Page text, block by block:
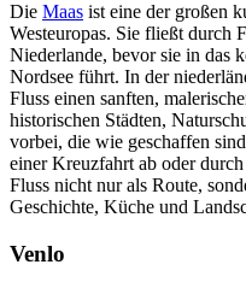
Die Maas ist eine der großen
Westeuropas. Sie fließt durch
Niederlande, bevor sie in das
Nordsee führt. In der
Fluss einen sanften,
historischen Städten,
vorbei, die wie geschaffen
einer Kreuzfahrt ab oder
Fluss nicht nur als Route,
Geschichte, Küche und
Venlo